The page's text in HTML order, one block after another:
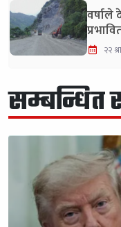
२२
सम्बन्धित